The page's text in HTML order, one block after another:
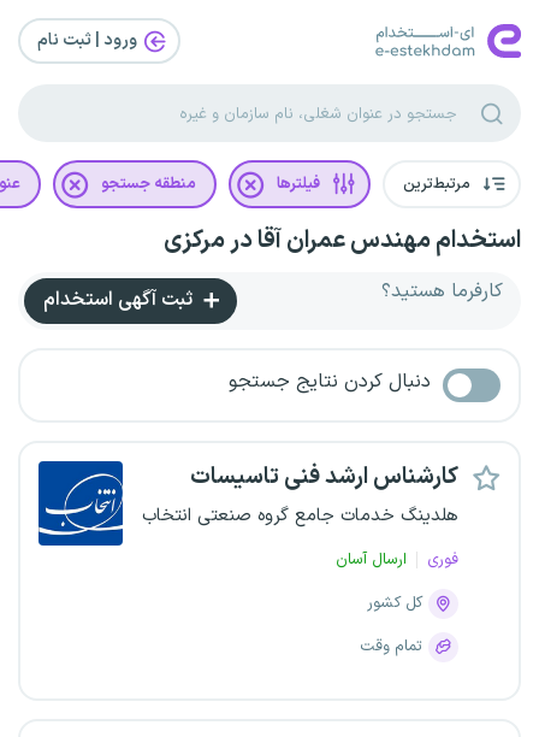
ورود | ثبت‌ نام
مرتبط‌ترین فیلترها منطقه جستجو
استخدام مهندس عمران آقا در مرکزی
کارفرما هستید؟ ثبت آگهی استخدام
دنبال کردن نتایج جستجو
کارشناس ارشد فنی تاسیسات
هلدینگ خدمات جامع گروه صنعتی انتخاب
فوری
ارسال آسان
کل کشور
تمام وقت